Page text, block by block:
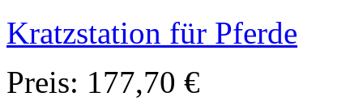
Kratzstation für Pferde
Preis: 177,70 €